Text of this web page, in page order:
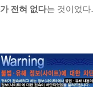
전혀 없다는 것이었다.